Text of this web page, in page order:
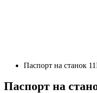
Паспорт на станок
Паспорт на